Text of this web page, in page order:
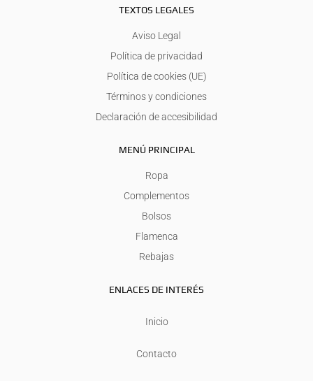
TEXTOS LEGALES
Aviso Legal
Política de privacidad
Política de cookies (UE)
Términos y condiciones
Declaración de accesibilidad
MENÚ PRINCIPAL
Ropa
Complementos
Bolsos
Flamenca
Rebajas
ENLACES DE INTERÉS
Inicio
Contacto